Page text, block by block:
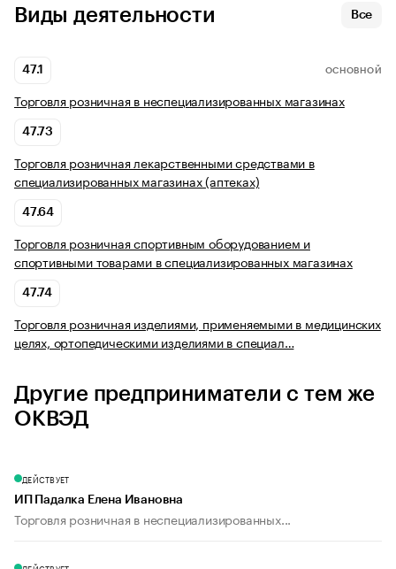
Виды деятельности Все
47.1 ОСНОВНОЙ
Торговля розничная в неспециализированных магазинах
47.73
Торговля розничная лекарственными средствами в
специализированных магазинах (аптеках)
47.64
Торговля розничная спортивным оборудованием и
спортивными товарами в специализированных магазинах
47.74
Торговля розничная изделиями, применяемыми в медицинских
целях, ортопедическими изделиями в специал…
Другие предприниматели с тем же
ОКВЭД
ДЕЙСТВУЕТ
ИП Падалка Елена Ивановна
Торговля розничная в неспециализированных...